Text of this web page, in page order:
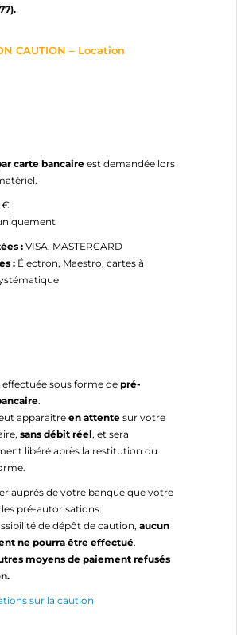
CAUTION – Location
carte bancaireest demandée lors
€
: VISA, MASTERCARD
: Électron, Maestro, cartes à
effectuée sous forme de pré-
.
apparaîtreen attente sur votre
sans débit réel, et sera
libéré après la restitution du
auprès de votre banque que votre
pré-autorisations.
de dépôt de caution, aucun
ne pourra être effectué.
moyens de paiement refusés
sur la caution